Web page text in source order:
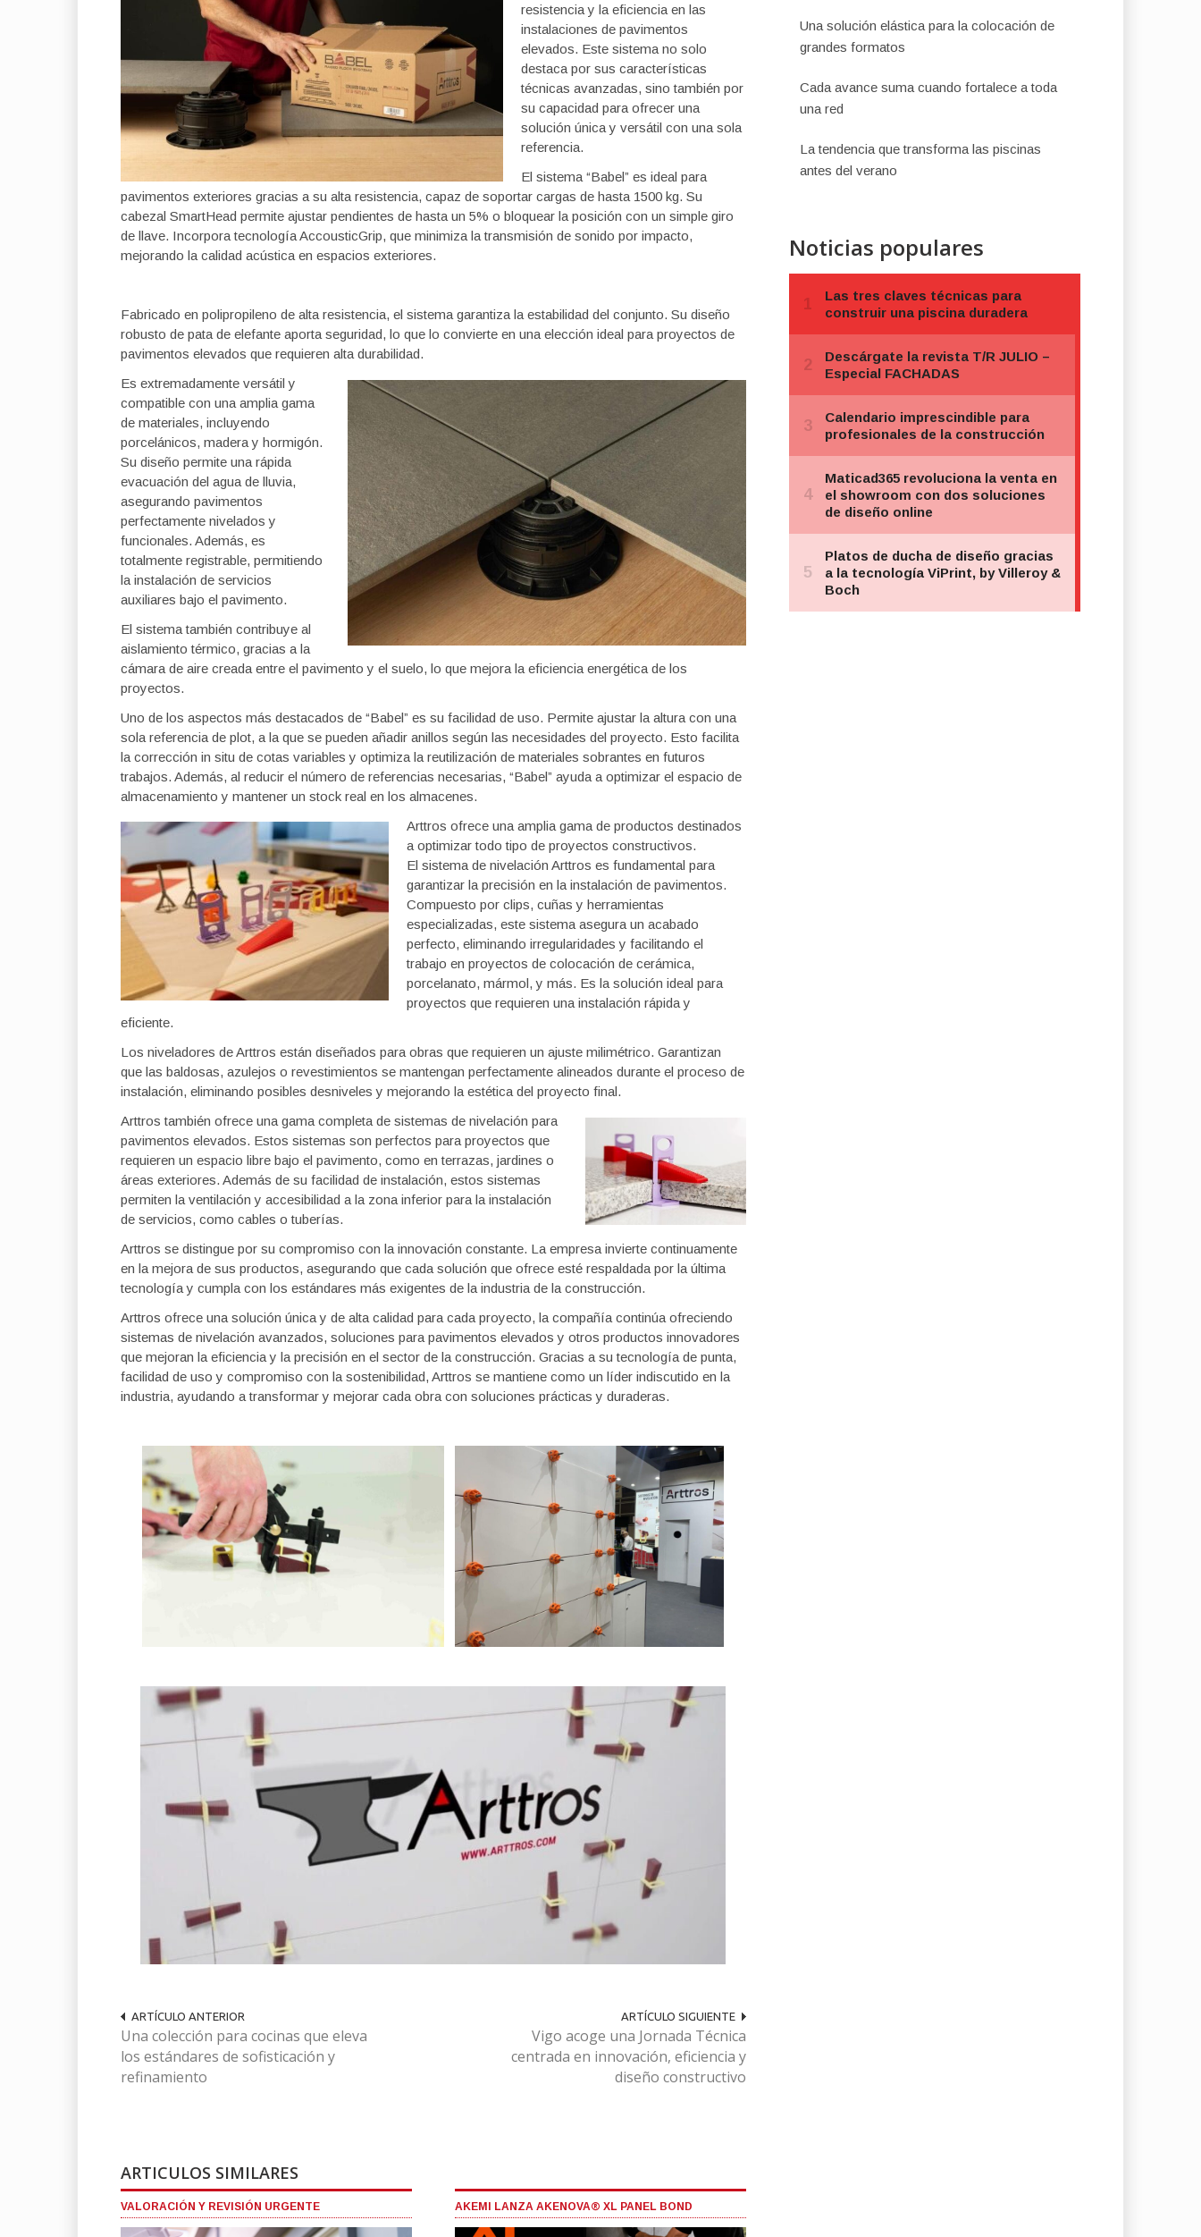
resistencia y la eficiencia en las
instalaciones de pavimentos
elevados. Este sistema no solo
destaca por sus características
técnicas avanzadas, sino también por
su capacidad para ofrecer una
solución única y versátil con una sola
referencia.
El sistema “Babel” es ideal para
pavimentos exteriores gracias a su alta resistencia, capaz de soportar cargas de hasta 1500 kg. Su
cabezal SmartHead permite ajustar pendientes de hasta un 5% o bloquear la posición con un simple giro
de llave. Incorpora tecnología AccousticGrip, que minimiza la transmisión de sonido por impacto,
mejorando la calidad acústica en espacios exteriores.
Fabricado en polipropileno de alta resistencia, el sistema garantiza la estabilidad del conjunto. Su diseño
robusto de pata de elefante aporta seguridad, lo que lo convierte en una elección ideal para proyectos de
pavimentos elevados que requieren alta durabilidad.
Es extremadamente versátil y
compatible con una amplia gama
de materiales, incluyendo
porcelánicos, madera y hormigón.
Su diseño permite una rápida
evacuación del agua de lluvia,
asegurando pavimentos
perfectamente nivelados y
funcionales. Además, es
totalmente registrable, permitiendo
la instalación de servicios
auxiliares bajo el pavimento.
El sistema también contribuye al
aislamiento térmico, gracias a la
cámara de aire creada entre el pavimento y el suelo, lo que mejora la eficiencia energética de los
proyectos.
Uno de los aspectos más destacados de “Babel” es su facilidad de uso. Permite ajustar la altura con una
sola referencia de plot, a la que se pueden añadir anillos según las necesidades del proyecto. Esto facilita
la corrección in situ de cotas variables y optimiza la reutilización de materiales sobrantes en futuros
trabajos. Además, al reducir el número de referencias necesarias, “Babel” ayuda a optimizar el espacio de
almacenamiento y mantener un stock real en los almacenes.
Arttros ofrece una amplia gama de productos destinados
a optimizar todo tipo de proyectos constructivos.
El sistema de nivelación Arttros es fundamental para
garantizar la precisión en la instalación de pavimentos.
Compuesto por clips, cuñas y herramientas
especializadas, este sistema asegura un acabado
perfecto, eliminando irregularidades y facilitando el
trabajo en proyectos de colocación de cerámica,
porcelanato, mármol, y más. Es la solución ideal para
proyectos que requieren una instalación rápida y
eficiente.
Los niveladores de Arttros están diseñados para obras que requieren un ajuste milimétrico. Garantizan
que las baldosas, azulejos o revestimientos se mantengan perfectamente alineados durante el proceso de
instalación, eliminando posibles desniveles y mejorando la estética del proyecto final.
Arttros también ofrece una gama completa de sistemas de nivelación para
pavimentos elevados. Estos sistemas son perfectos para proyectos que
requieren un espacio libre bajo el pavimento, como en terrazas, jardines o
áreas exteriores. Además de su facilidad de instalación, estos sistemas
permiten la ventilación y accesibilidad a la zona inferior para la instalación
de servicios, como cables o tuberías.
Arttros se distingue por su compromiso con la innovación constante. La empresa invierte continuamente
en la mejora de sus productos, asegurando que cada solución que ofrece esté respaldada por la última
tecnología y cumpla con los estándares más exigentes de la industria de la construcción.
Arttros ofrece una solución única y de alta calidad para cada proyecto, la compañía continúa ofreciendo
sistemas de nivelación avanzados, soluciones para pavimentos elevados y otros productos innovadores
que mejoran la eficiencia y la precisión en el sector de la construcción. Gracias a su tecnología de punta,
facilidad de uso y compromiso con la sostenibilidad, Arttros se mantiene como un líder indiscutido en la
industria, ayudando a transformar y mejorar cada obra con soluciones prácticas y duraderas.
ARTÍCULO ANTERIOR
Una colección para cocinas que eleva
los estándares de sofisticación y
refinamiento
ARTÍCULO SIGUIENTE
Vigo acoge una Jornada Técnica
centrada en innovación, eficiencia y
diseño constructivo
ARTICULOS SIMILARES
VALORACIÓN Y REVISIÓN URGENTE AKEMI LANZA AKENOVA® XL PANEL BOND
Una solución elástica para la colocación de
grandes formatos
Cada avance suma cuando fortalece a toda
una red
La tendencia que transforma las piscinas
antes del verano
Noticias populares